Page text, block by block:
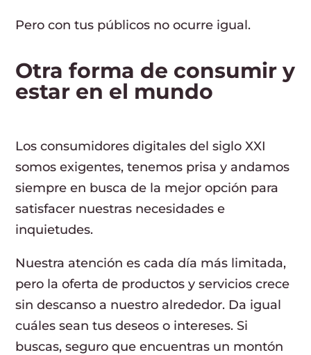
Pero con tus públicos no ocurre igual.
Otra forma de consumir y
estar en el mundo
Los consumidores digitales del siglo XXI
somos exigentes, tenemos prisa y andamos
siempre en busca de la mejor opción para
satisfacer nuestras necesidades e
inquietudes.
Nuestra atención es cada día más limitada,
pero la oferta de productos y servicios crece
sin descanso a nuestro alrededor. Da igual
cuáles sean tus deseos o intereses. Si
buscas, seguro que encuentras un montón